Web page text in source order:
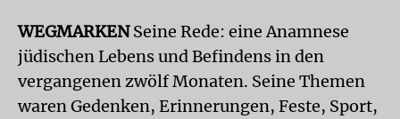
WEGMARKENSeine Rede: eine Anamnese
jüdischen Lebens und Befindens in den
vergangenen zwölf Monaten. Seine Themen
waren Gedenken, Erinnerungen, Feste, Sport,